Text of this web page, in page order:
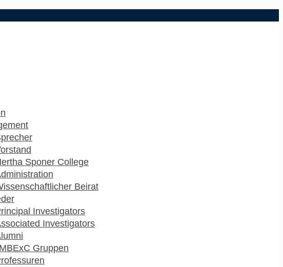
Sponer College
Beirat
Investigators
Investigators
Gruppen